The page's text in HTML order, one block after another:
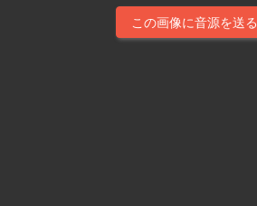
この画像に音源を送る